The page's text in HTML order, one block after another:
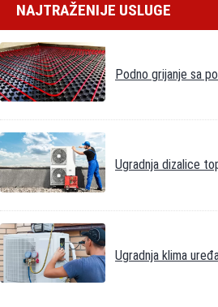
NAJTRAŽENIJE USLUGE
Podno grijanje sa
Ugradnja dizalice
Ugradnja klima